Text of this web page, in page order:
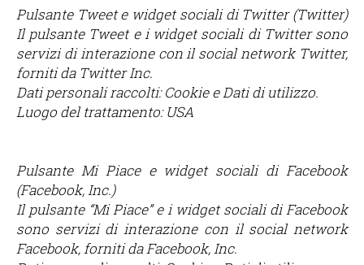
Pulsante Tweet e widget sociali di Twitter (Twitter)
Il pulsante Tweet e i widget sociali di Twitter sono
servizi di interazione con il social network Twitter,
forniti da Twitter Inc.
Dati personali raccolti: Cookie e Dati di utilizzo.
Luogo del trattamento: USA
Pulsante Mi Piace e widget sociali di Facebook
(Facebook, Inc.)
Il pulsante “Mi Piace” e i widget sociali di Facebook
sono servizi di interazione con il social network
Facebook, forniti da Facebook, Inc.